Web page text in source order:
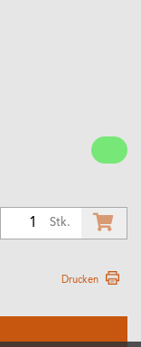
Stk.
Drucken